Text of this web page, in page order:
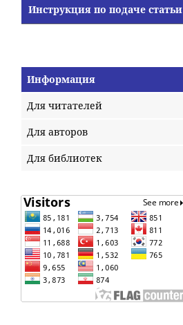
Инструкция по подаче статьи
Информация
Для читателей
Для авторов
Для библиотек